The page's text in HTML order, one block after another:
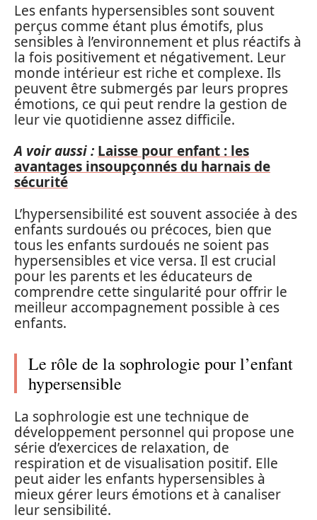
Les enfants hypersensibles sont souvent
perçus comme étant plus émotifs, plus
sensibles à l’environnement et plus réactifs à
la fois positivement et négativement. Leur
monde intérieur est riche et complexe. Ils
peuvent être submergés par leurs propres
émotions, ce qui peut rendre la gestion de
leur vie quotidienne assez difficile.
A voir aussi : Laisse pour enfant : les
avantages insoupçonnés du harnais de
sécurité
L’hypersensibilité est souvent associée à des
enfants surdoués ou précoces, bien que
tous les enfants surdoués ne soient pas
hypersensibles et vice versa. Il est crucial
pour les parents et les éducateurs de
comprendre cette singularité pour offrir le
meilleur accompagnement possible à ces
enfants.
Le rôle de la sophrologie pour l’enfant
hypersensible
La sophrologie est une technique de
développement personnel qui propose une
série d’exercices de relaxation, de
respiration et de visualisation positif. Elle
peut aider les enfants hypersensibles à
mieux gérer leurs émotions et à canaliser
leur sensibilité.